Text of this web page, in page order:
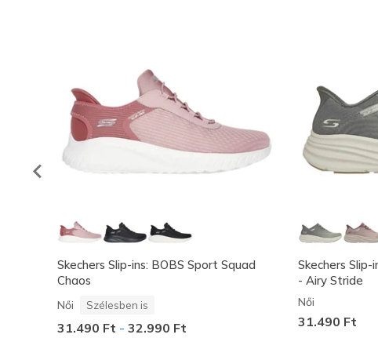
Skechers Slip-ins: BOBS Sport Squad
Chaos
Női Szélesben is
31.490 Ft - 32.990 Ft
Skechers Slip-
- Airy Stride
Női
31.490 Ft